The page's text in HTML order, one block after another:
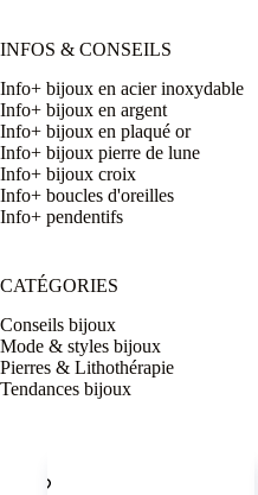
INFOS & CONSEILS
Info+ bijoux en acier inoxydable
Info+ bijoux en argent
Info+ bijoux en plaqué or
Info+ bijoux pierre de lune
Info+ bijoux croix
Info+ boucles d'oreilles
Info+ pendentifs
CATÉGORIES
Conseils bijoux
Mode & styles bijoux
Pierres & Lithothérapie
Tendances bijoux